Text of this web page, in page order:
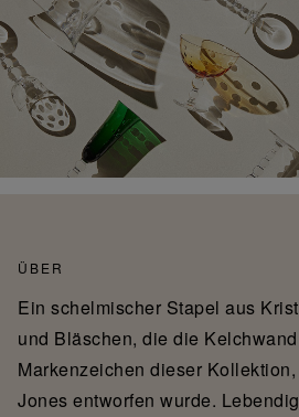
ÜBER
Ein schelmischer Stapel aus
und Bläschen, die die
Markenzeichen dieser
Jones entworfen wurde.